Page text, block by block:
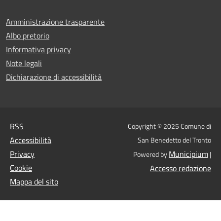
Amministrazione trasparente
Albo pretorio
Informativa privacy
Note legali
Dichiarazione di accessibilità
RSS
Accessibilità
Privacy
Cookie
Mappa del sito
Copyright © 2025 Comune di
San Benedetto del Tronto
Powered byMunicipium|
Accesso redazione